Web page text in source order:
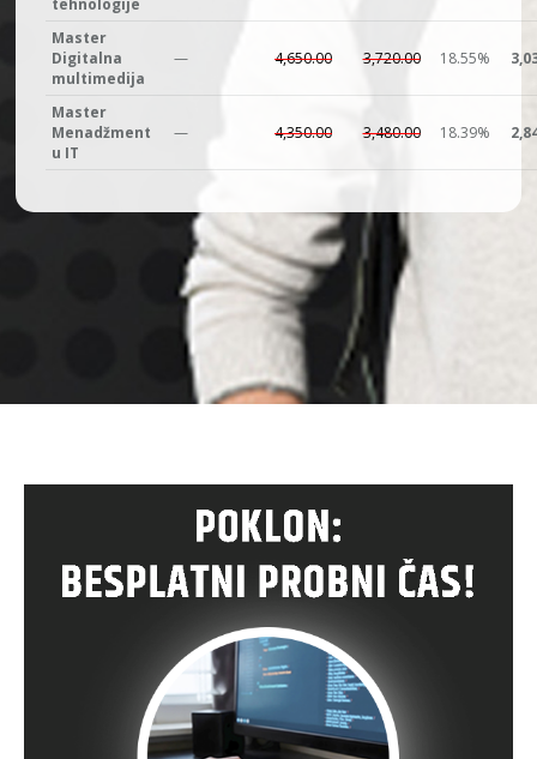
Master
Digitalna
multimedija
— 4,650.00 3,720.00 18.55%
Master
Menadžment
u IT
— 4,350.00 3,480.00 18.39%